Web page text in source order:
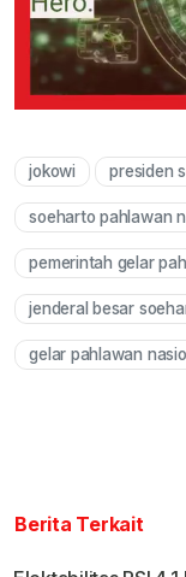
jokowi presiden
soeharto pahlawan
pemerintah gelar
jenderal besar
gelar pahlawan
Berita Terkait